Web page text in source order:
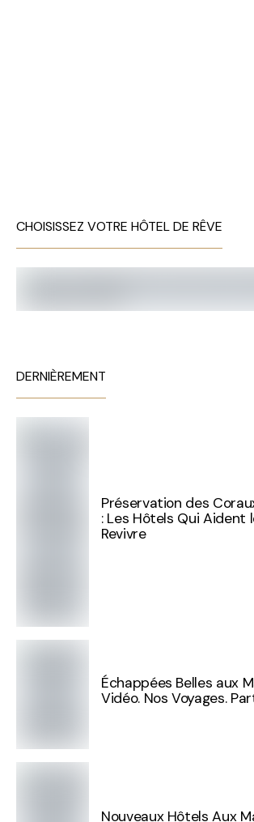
CHOISISSEZ VOTRE HÔTEL DE RÊVE
DERNIÈREMENT
Préservation des
: Les Hôtels Qui Aident
Revivre
Échappées Belles aux
Vidéo. Nos Voyages.
Nouveaux Hôtels Aux